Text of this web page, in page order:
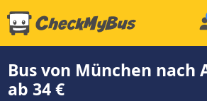
Bus von München nach
ab 34 €